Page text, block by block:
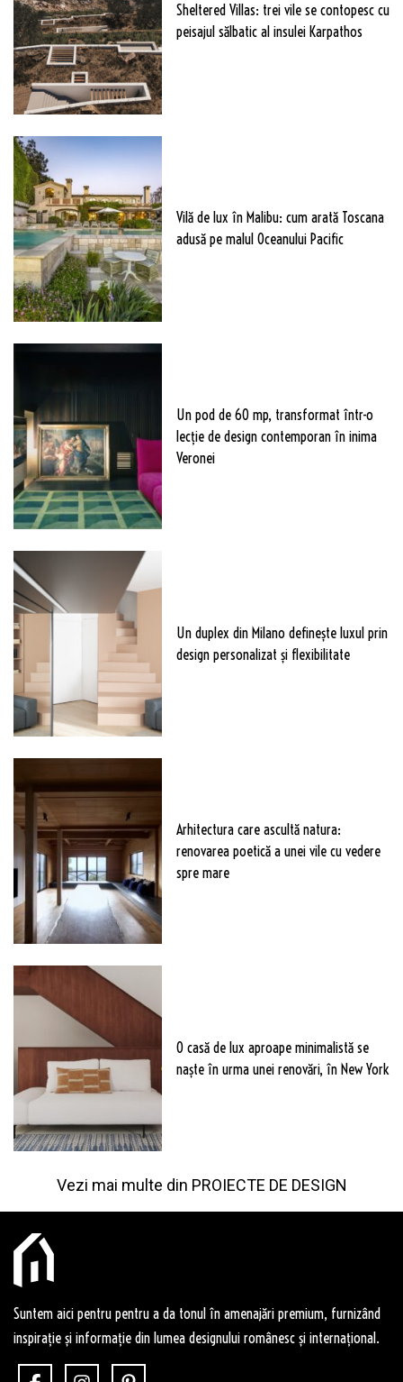
Sheltered Villas: trei vile se contopesc cu
peisajul sălbatic al insulei Karpathos
Vilă de lux în Malibu: cum arată Toscana
adusă pe malul Oceanului Pacific
Un pod de 60 mp, transformat într-o
lecție de design contemporan în inima
Veronei
Un duplex din Milano definește luxul prin
design personalizat și flexibilitate
Arhitectura care ascultă natura:
renovarea poetică a unei vile cu vedere
spre mare
O casă de lux aproape minimalistă se
naște în urma unei renovări, în New York
Vezi mai multe din PROIECTE DE DESIGN
Suntem aici pentru pentru a da tonul în amenajări premium, furnizând
inspirație și informație din lumea designului românesc și internațional.